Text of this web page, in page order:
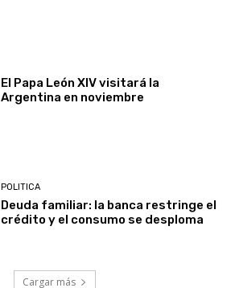
El Papa León XIV visitará la
Argentina en noviembre
POLITICA
Deuda familiar: la banca restringe el
crédito y el consumo se desploma
Cargar más